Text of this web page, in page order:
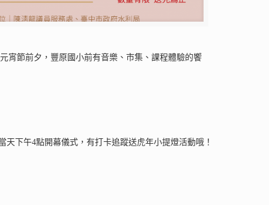
宵節前夕，豐原國小前有音樂、市集、課程體驗的饗
下午4點開幕儀式，有打卡追蹤送虎年小提燈活動哦！